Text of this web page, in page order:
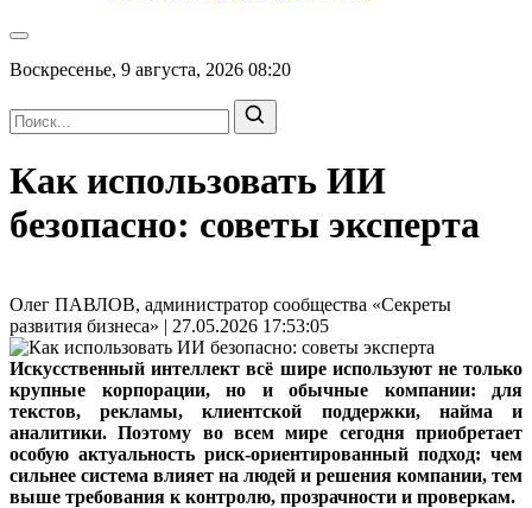
Воскресенье, 9 августа, 2026 08:20
Как использовать ИИ
безопасно: советы эксперта
Олег ПАВЛОВ, администратор сообщества «Секреты
развития бизнеса» | 27.05.2026 17:53:05
Искусственный интеллект всё шире используют не только
крупные корпорации, но и обычные компании: для
текстов, рекламы, клиентской поддержки, найма и
аналитики. Поэтому во всем мире сегодня приобретает
особую актуальность риск-ориентированный подход: чем
сильнее система влияет на людей и решения компании, тем
выше требования к контролю, прозрачности и проверкам.